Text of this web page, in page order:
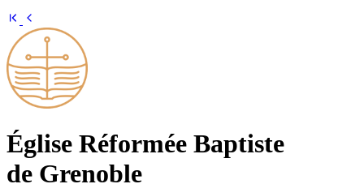
Église Ré­for­mée Bap­tiste
de Grenoble